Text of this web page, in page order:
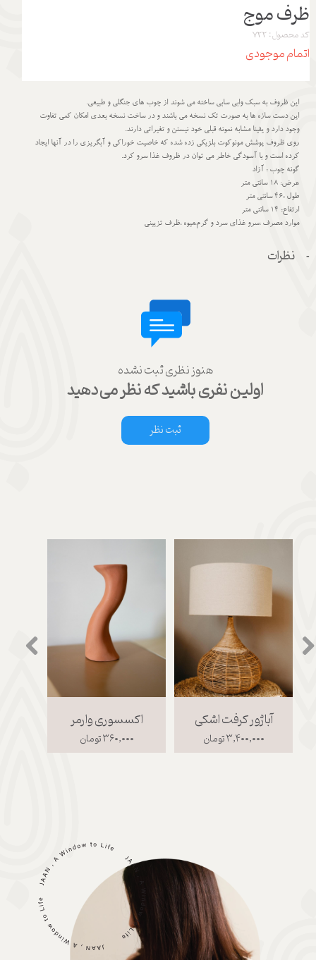
ظرف موج
کد محصول: 722
اتمام موجودی
این ظروف به سبک وابی سابی ساخته می شوند از چوب های جنگلی و طبیعی.
این دست سازه ها به صورت تک نسخه می باشند و در ساخت نسخه بعدی امکان کمی تفاوت
وجود دارد و یقینا مشابه نمونه قبلی خود نیستن و تغیراتی دارند.
روی ظروف پوشش مونوکوت بلژیکی زده شده که خاصیت خوراکی و آبگریزی را در آنها ایجاد
کرده است و با آسودگی خاطر می توان در ظروف غذا سرو کرد.
گونه چوب : آزاد
عرض: 18 سانتی متر
طول :46 سانتی متر
ارتفاع: 14 سانتی متر
موارد مصرف :سرو غذای سرد و گرم،میوه ،ظرف تزیینی
نظرات
هنوز نظری ثبت نشده
اولین نفری باشید که نظر می‌دهید
ثبت نظر
اکسسوری وارمر
۳۶۰,۰۰۰ تومان
آباژور کرفت اشکی
۳,۴۰۰,۰۰۰ تومان